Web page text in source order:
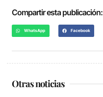
Compartir esta publicación:
WhatsApp Facebook
Otras noticias